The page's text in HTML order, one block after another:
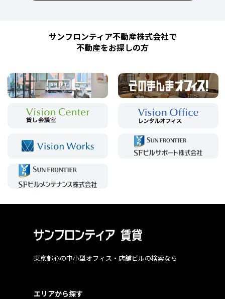
サンフロンティア不動産株式会社で
不動産をお探しの方
東京都心の中小型オフィス・店舗ビルの検索なら
エリアから探す